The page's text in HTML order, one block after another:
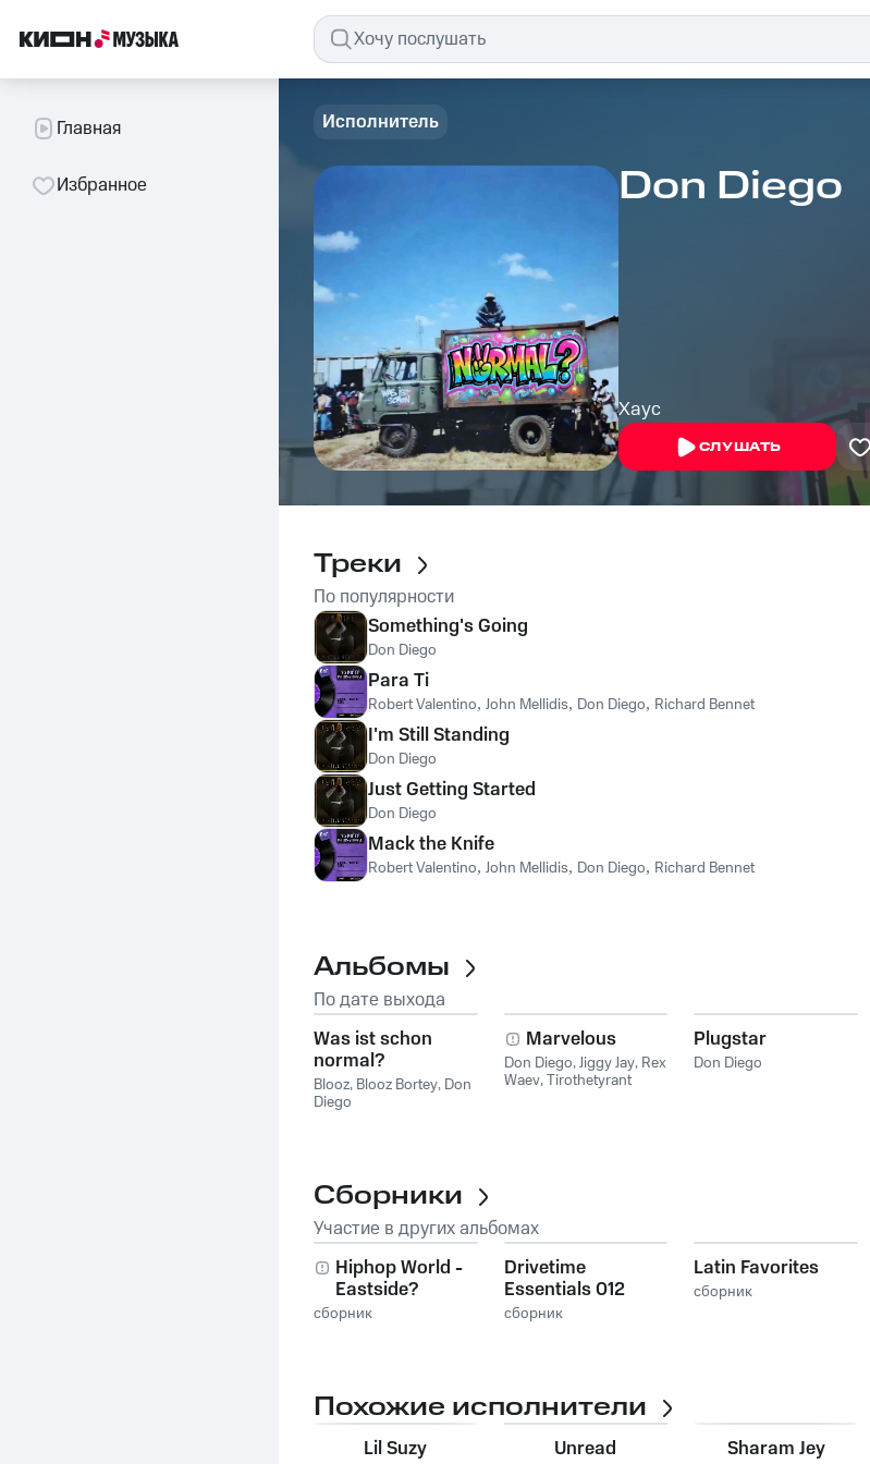
Главная
Избранное
Исполнитель
Don Diego
Хаус
СЛУШАТЬ
Треки
По популярности
Something's Going
Don Diego
Para Ti
Robert Valentino, John Mellidis, Don Diego, Richard Bennet
I'm Still Standing
Don Diego
Just Getting Started
Don Diego
Mack the Knife
Robert Valentino, John Mellidis, Don Diego, Richard Bennet
Альбомы
По дате выхода
Was ist schon
normal?
Blooz, Blooz Bortey, Don
Diego
Marvelous
Don Diego,Jiggy Jay, Rex
Waev,Tirothetyrant
Plugstar
Don Diego
Сборники
Участие в других альбомах
Hiphop World -
Eastside?
Westside? Global
сборник
Drivetime
Essentials 012
сборник
Latin Favorites
сборник
Похожие исполнители
Lil Suzy Unread Sharam Jey